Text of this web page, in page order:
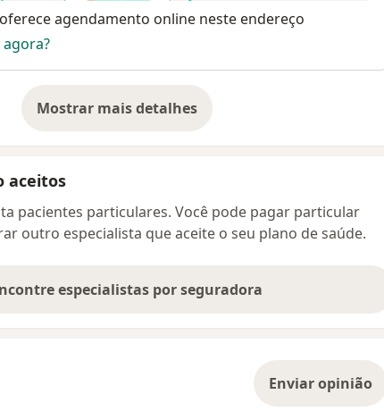
agendamento online neste endereço
Mostrar mais detalhes
sobre o endereço
aceitos
pacientes particulares. Você pode pagar particular
outro especialista que aceite o seu plano de saúde.
especialistas por seguradora
Enviar opinião